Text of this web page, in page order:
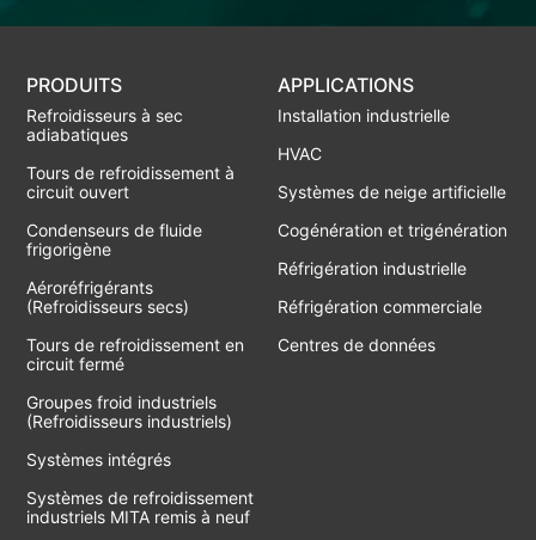
PRODUITS
Refroidisseurs à sec
adiabatiques
Tours de refroidissement à
circuit ouvert
Condenseurs de fluide
frigorigène
Aéroréfrigérants
(Refroidisseurs secs)
Tours de refroidissement en
circuit fermé
Groupes froid industriels
(Refroidisseurs industriels)
Systèmes intégrés
Systèmes de refroidissement
industriels MITA remis à neuf
APPLICATIONS
Installation industrielle
HVAC
Systèmes de neige artificielle
Cogénération et trigénération
Réfrigération industrielle
Réfrigération commerciale
Centres de données